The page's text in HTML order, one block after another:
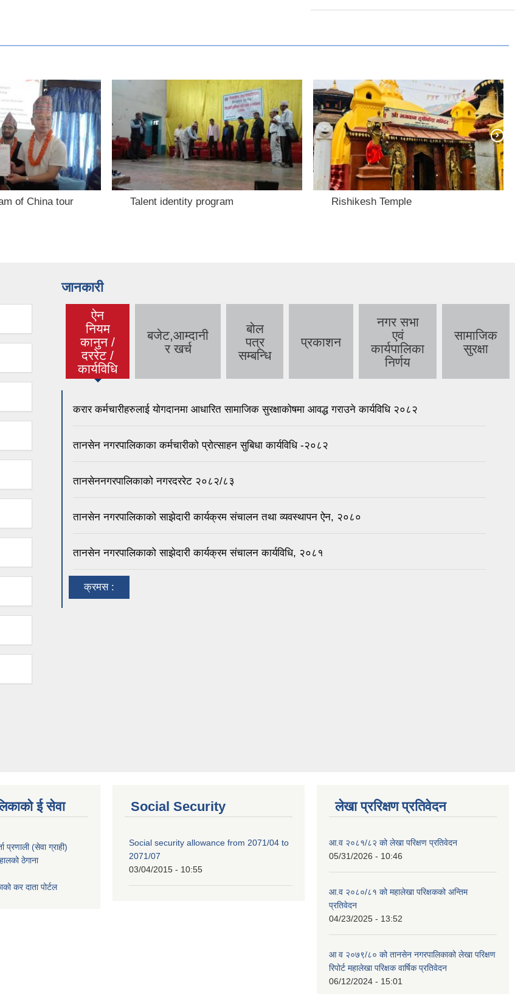
of China tour
Talent identity program Rishikesh Temple
जानकारी
ऐन
नियम
कानुन /
दररेट /
कार्यविधि
(active
tab)
बजेट,आम्दानी
र खर्च
बोल
पत्र
सम्बन्धि
प्रकाशन
नगर सभा
एवं
कार्यपालिका
निर्णय
सामाजिक
सुरक्षा
करार कर्मचारीहरुलाई योगदानमा आधारित सामाजिक सुरक्षाकोषमा आवद्ध गराउने कार्यविधि २०८२
तानसेन नगरपालिकाका कर्मचारीको प्रोत्साहन सुबिधा कार्यविधि -२०८२
तानसेननगरपालिकाको नगरदररेट २०८२/८३
तानसेन नगरपालिकाको साझेदारी कार्यक्रम संचालन तथा व्यवस्थापन ऐन, २०८०
तानसेन नगरपालिकाको साझेदारी कार्यक्रम संचालन कार्यविधि, २०८१
क्रमस :
ई सेवा
प्रणाली (सेवा ग्राही)
ठेगाना
कर दाता पोर्टल
Social Security
Social security allowance from 2071/04 to
2071/07
03/04/2015 - 10:55
लेखा प्ररिक्षण प्रतिवेदन
आ.व २०८१/८२ को लेखा परिक्षण प्रतिवेदन
05/31/2026 - 10:46
आ.व २०८०/८१ को महालेखा परिक्षकको अन्तिम
प्रतिवेदन
04/23/2025 - 13:52
आ व २०७९/८० को तानसेन नगरपालिकाको लेखा परिक्षण
रिपोर्ट महालेखा परिक्षक वार्षिक प्रतिवेदन
06/12/2024 - 15:01